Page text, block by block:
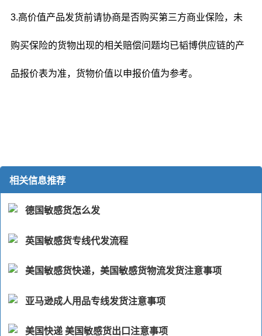
3.高价值产品发货前请协商是否购买第三方商业保险，未
购买保险的货物出现的相关赔偿问题均已韬博供应链的产
品报价表为准，货物价值以申报价值为参考。
相关信息推荐
德国敏感货怎么发
英国敏感货专线代发流程
美国敏感货快递，美国敏感货物流发货注意事项
亚马逊成人用品专线发货注意事项
美国快递 美国敏感货出口注意事项